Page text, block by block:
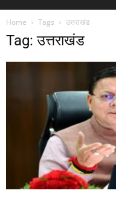
Home Tags उत्तराखंड
Tag: उत्तराखंड